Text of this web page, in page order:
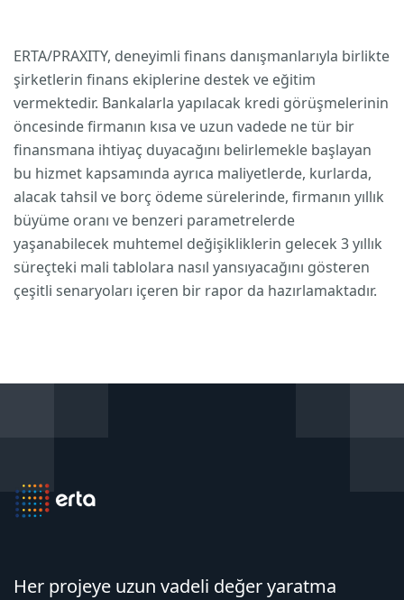
ERTA/PRAXITY, deneyimli finans danışmanlarıyla birlikte
şirketlerin finans ekiplerine destek ve eğitim
vermektedir. Bankalarla yapılacak kredi görüşmelerinin
öncesinde firmanın kısa ve uzun vadede ne tür bir
finansmana ihtiyaç duyacağını belirlemekle başlayan
bu hizmet kapsamında ayrıca maliyetlerde, kurlarda,
alacak tahsil ve borç ödeme sürelerinde, firmanın yıllık
büyüme oranı ve benzeri parametrelerde
yaşanabilecek muhtemel değişikliklerin gelecek 3 yıllık
süreçteki mali tablolara nasıl yansıyacağını gösteren
çeşitli senaryoları içeren bir rapor da hazırlamaktadır.
Her projeye uzun vadeli değer yaratma